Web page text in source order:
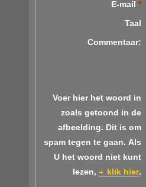
E-mail*
Taal
Commentaar:
Voer hier het woord in
zoals getoond in de
afbeelding. Dit is om
spam tegen te gaan. Als
U het woord niet kunt
lezen,
klik hier.